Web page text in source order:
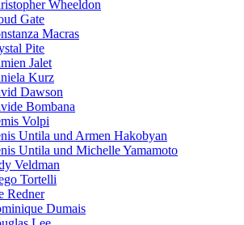
Wheeldon
Gate
Macras
Pite
Jalet
Kurz
Dawson
Bombana
Volpi
Untila und Armen Hakobyan
Untila und Michelle Yamamoto
Veldman
Tortelli
Redner
Dumais